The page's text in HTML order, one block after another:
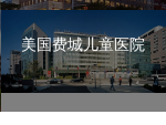
美国费城儿童医院